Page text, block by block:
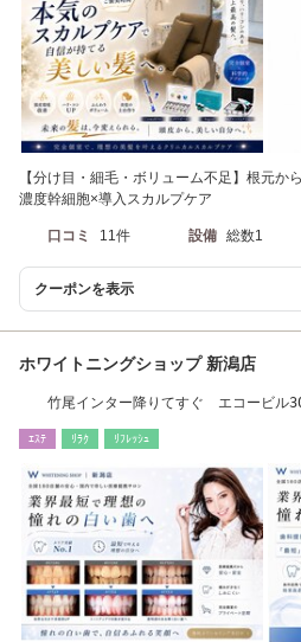
【分け目・細毛・ボリューム不足】根元か
濃度幹細胞×導入スカルプケア
口コミ 11件 設備 総数1
クーポンを表示
ホワイトニングショップ 新潟店
竹尾インター降りてすぐ エコービル
ｴｽﾃ ﾘﾗｸ ﾘﾌﾚｯｼｭ